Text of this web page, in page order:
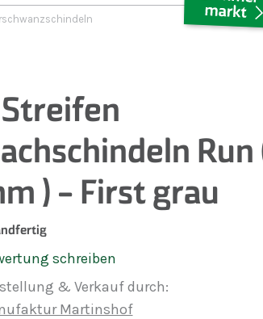
Run
) - First grau
schreiben
& Verkauf durch:
Martinshof